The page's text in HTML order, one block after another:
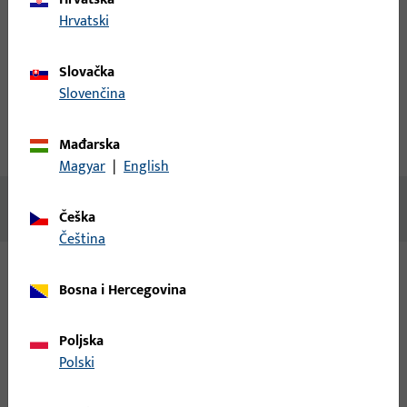
Opis proizvoda
Preuzimanja
Nema dostupnog sadržaja
Varijante
Za ovaj proizvod dostupne su sljedeće varijante:
Hrvatski
Slovačka
Slovenčina
Mađarska
Magyar | English
Češka
čeština
Bosna i Hercegovina
Poljska
Polski